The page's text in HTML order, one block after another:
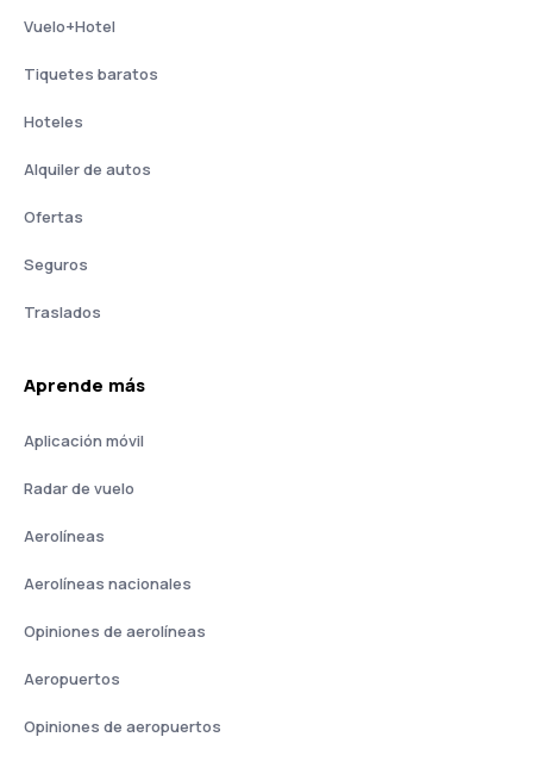
Vuelo+Hotel
Tiquetes baratos
Hoteles
Alquiler de autos
Ofertas
Seguros
Traslados
Aprende más
Aplicación móvil
Radar de vuelo
Aerolíneas
Aerolíneas nacionales
Opiniones de aerolíneas
Aeropuertos
Opiniones de aeropuertos